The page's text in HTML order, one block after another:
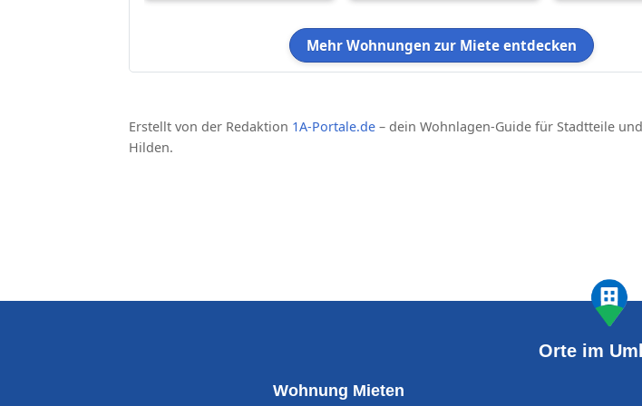
Mehr Wohnungen zur Miete entdecken
Erstellt von der Redaktion 1A-Portale.de – dein Wohnlagen-Guide für Stadtteile
Hilden.
Orte im
Wohnung Mieten